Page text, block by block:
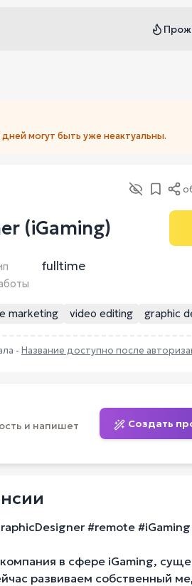
могут быть уже неактуальны.
(iGaming)
fulltime
marketing video editing graphic
- Название доступно после
и напишет
Создать
#remote #iGaming
в сфере iGaming,
развиваем собственный